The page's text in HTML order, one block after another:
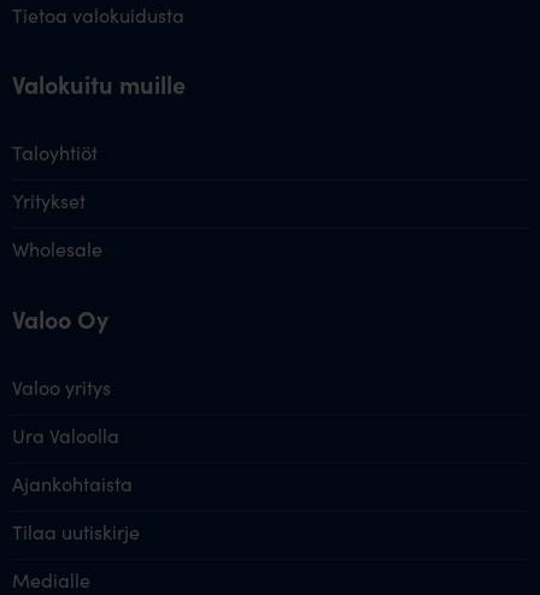
Tietoa valokuidusta
Valokuitu muille
Taloyhtiöt
Yritykset
Wholesale
Valoo Oy
Valoo yritys
Ura Valoolla
Ajankohtaista
Tilaa uutiskirje
Medialle